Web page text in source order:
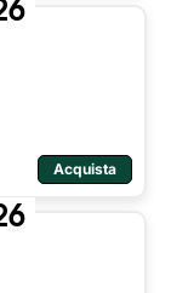
Acquista